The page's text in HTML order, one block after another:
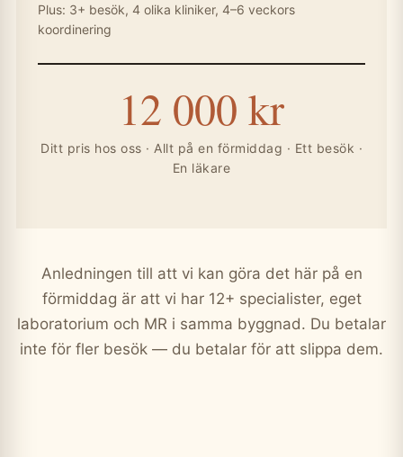
Plus: 3+ besök, 4 olika kliniker, 4–6 veckors
koordinering
12 000 kr
Ditt pris hos oss · Allt på en förmiddag · Ett besök ·
En läkare
Anledningen till att vi kan göra det här på en
förmiddag är att vi har 12+ specialister, eget
laboratorium och MR i samma byggnad. Du betalar
inte för fler besök — du betalar för att slippa dem.